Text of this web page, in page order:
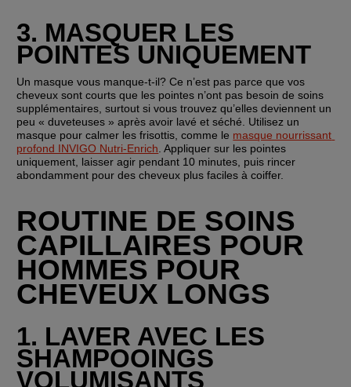
3. MASQUER LES
POINTES UNIQUEMENT
Un masque vous manque-t-il? Ce n’est pas parce que vos
cheveux sont courts que les pointes n’ont pas besoin de soins
supplémentaires, surtout si vous trouvez qu’elles deviennent un
peu « duveteuses » après avoir lavé et séché. Utilisez un
masque pour calmer les frisottis, comme le masque nourrissant
profond INVIGO Nutri-Enrich. Appliquer sur les pointes
uniquement, laisser agir pendant 10 minutes, puis rincer
abondamment pour des cheveux plus faciles à coiffer.
ROUTINE DE SOINS
CAPILLAIRES POUR
HOMMES POUR
CHEVEUX LONGS
1. LAVER AVEC LES
SHAMPOOINGS
VOLUMISANTS